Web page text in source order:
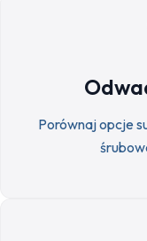
Porównaj opcje